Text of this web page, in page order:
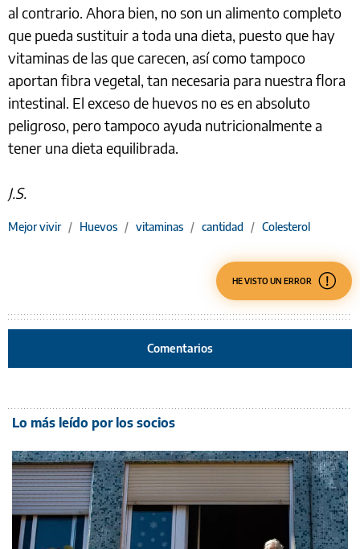
al contrario. Ahora bien, no son un alimento completo
que pueda sustituir a toda una dieta, puesto que hay
vitaminas de las que carecen, así como tampoco
aportan fibra vegetal, tan necesaria para nuestra flora
intestinal. El exceso de huevos no es en absoluto
peligroso, pero tampoco ayuda nutricionalmente a
tener una dieta equilibrada.
J.S.
Mejor vivir / Huevos / vitaminas / cantidad / Colesterol
HE VISTO UN ERROR
Comentarios
Lo más leído por los socios